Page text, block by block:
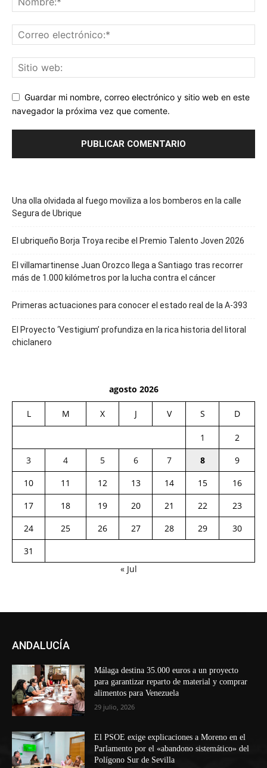
Guardar mi nombre, correo electrónico y sitio web en este
navegador la próxima vez que comente.
Una olla olvidada al fuego moviliza a los bomberos en la calle
Segura de Ubrique
El ubriqueño Borja Troya recibe el Premio Talento Joven 2026
El villamartinense Juan Orozco llega a Santiago tras recorrer
más de 1.000 kilómetros por la lucha contra el cáncer
Primeras actuaciones para conocer el estado real de la A-393
El Proyecto ‘Vestigium’ profundiza en la rica historia del litoral
chiclanero
agosto 2026
L M X J V S D
1
2
3
4 5 6 7 8
9
10
11 12 13 14 15
16
17
18 19 20 21 22
23
24
25 26 27 28 29
30
31
« Jul
ANDALUCÍA
Málaga destina 35.000 euros a un proyecto
para garantizar reparto de material y comprar
alimentos para Venezuela
29 julio, 2026
El PSOE exige explicaciones a Moreno en el
Parlamento por el «abandono sistemático» del
Polígono Sur de Sevilla